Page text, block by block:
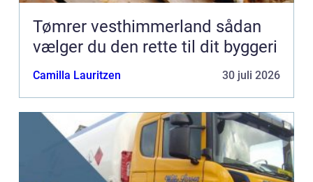
Tømrer vesthimmerland sådan
vælger du den rette til dit byggeri
Camilla Lauritzen 30 juli 2026